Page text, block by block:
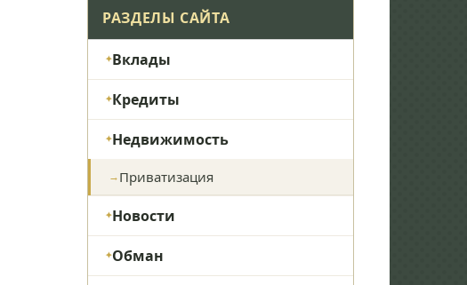
РАЗДЕЛЫ САЙТА
Вклады
Кредиты
Недвижимость
Приватизация
Новости
Обман